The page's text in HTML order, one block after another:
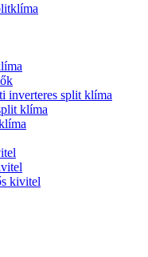
inverteres split klíma
klíma
kivitel